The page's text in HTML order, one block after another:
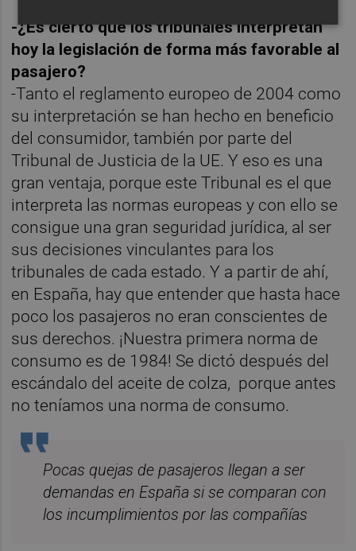
-¿Es cierto que los tribunales interpretan
hoy la legislación de forma más favorable al
pasajero?
-Tanto el reglamento europeo de 2004 como
su interpretación se han hecho en beneficio
del consumidor, también por parte del
Tribunal de Justicia de la UE. Y eso es una
gran ventaja, porque este Tribunal es el que
interpreta las normas europeas y con ello se
consigue una gran seguridad jurídica, al ser
sus decisiones vinculantes para los
tribunales de cada estado. Y a partir de ahí,
en España, hay que entender que hasta hace
poco los pasajeros no eran conscientes de
sus derechos. ¡Nuestra primera norma de
consumo es de 1984! Se dictó después del
escándalo del aceite de colza, porque antes
no teníamos una norma de consumo.
Pocas quejas de pasajeros llegan a ser
demandas en España si se comparan con
los incumplimientos por las compañías